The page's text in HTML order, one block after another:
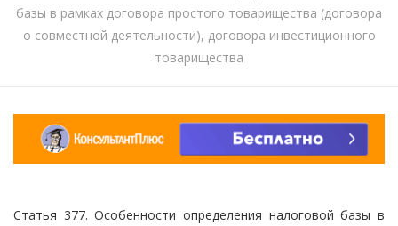
базы в рамках договора простого товарищества (договора
о совместной деятельности), договора инвестиционного
товарищества
Статья 377. Особенности определения налоговой базы в